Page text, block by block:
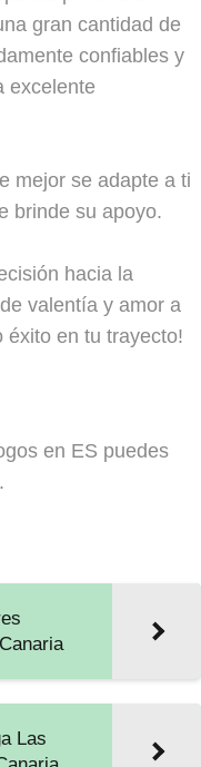
gran cantidad de
confiables y
excelente
mejor se adapte a ti
brinde su apoyo.
hacia la
valentía y amor a
éxito en tu trayecto!
en ES puedes
.
Las